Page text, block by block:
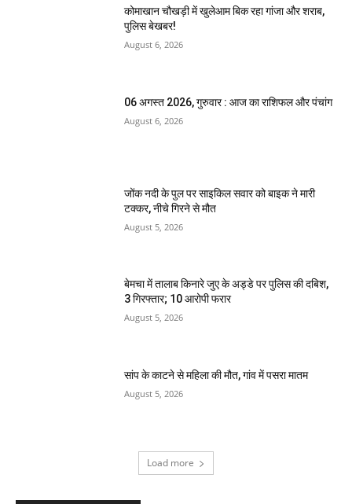
कोमाखान चौखड़ी में खुलेआम बिक रहा गांजा और शराब,
पुलिस बेखबर!
August 6, 2026
06 अगस्त 2026, गुरुवार : आज का राशिफल और पंचांग
August 6, 2026
जोंक नदी के पुल पर साइकिल सवार को बाइक ने मारी
टक्कर, नीचे गिरने से मौत
August 5, 2026
बेमचा में तालाब किनारे जुए के अड्डे पर पुलिस की दबिश,
3 गिरफ्तार; 10 आरोपी फरार
August 5, 2026
सांप के काटने से महिला की मौत, गांव में पसरा मातम
August 5, 2026
Load more